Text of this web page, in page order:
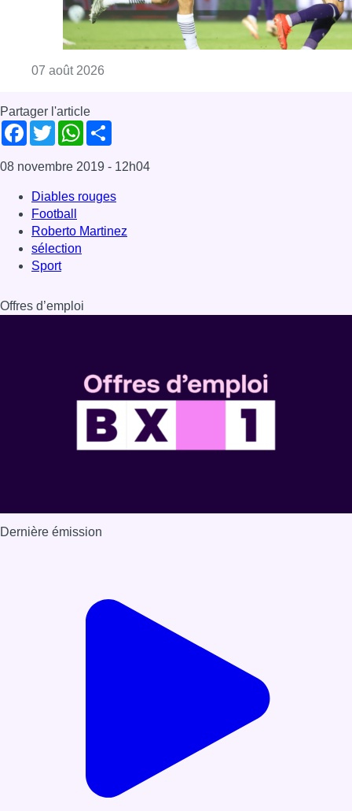
07 août 2026
Partager l'article
Facebook
TwitterWhatsApp
08 novembre 2019 - 12h04
Diables rouges
Football
Roberto Martinez
sélection
Sport
Offres d’emploi
Dernière émission